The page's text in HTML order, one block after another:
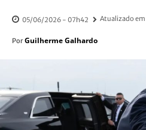
05/06/2026 - 07h42 Atualizado em
Por Guilherme Galhardo